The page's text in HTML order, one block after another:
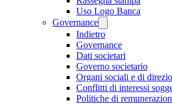
Uso Logo Banca
Governance
Indietro
Governance
Dati societari
Governo societario
Organi sociali e di
Conflitti di interessi
Politiche di